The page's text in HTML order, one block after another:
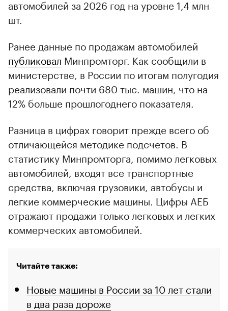
автомобилей за 2026 год на уровне 1,4 млн
шт.
Ранее данные по продажам автомобилей
публиковал Минпромторг. Как сообщили в
министерстве, в России по итогам полугодия
реализовали почти 680 тыс. машин, что на
12% больше прошлогоднего показателя.
Разница в цифрах говорит прежде всего об
отличающейся методике подсчетов. В
статистику Минпромторга, помимо легковых
автомобилей, входят все транспортные
средства, включая грузовики, автобусы и
легкие коммерческие машины. Цифры АЕБ
отражают продажи только легковых и легких
коммерческих автомобилей.
Читайте также:
Новые машины в России за 10 лет стали
в два раза дороже